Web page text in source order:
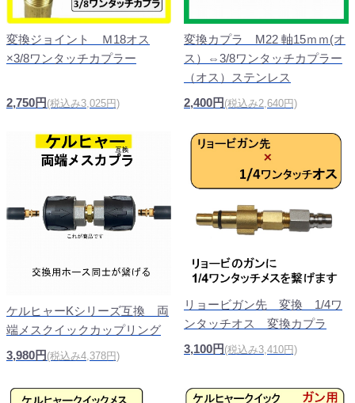
変換ジョイント Ｍ18オス
×3/8ワンタッチカプラー
2,750円 (税込み3,025円)
変換カプラ M22 軸15ｍｍ(オ
ス）⇔3/8ワンタッチカプラー
（オス）ステンレス
2,400円 (税込み2,640円)
ケルヒャーKシリーズ互換 両
端メスクイックカップリング
3,980円 (税込み4,378円)
リョービガン先 変換 1/4ワ
ンタッチオス 変換カプラ
3,100円 (税込み3,410円)